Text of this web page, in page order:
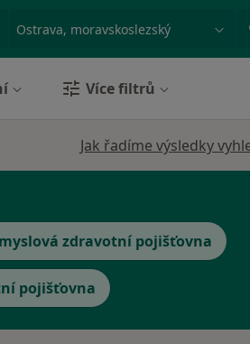
Více filtrů
Jak řadíme výsledky
zdravotní pojišťovna
pojišťovna